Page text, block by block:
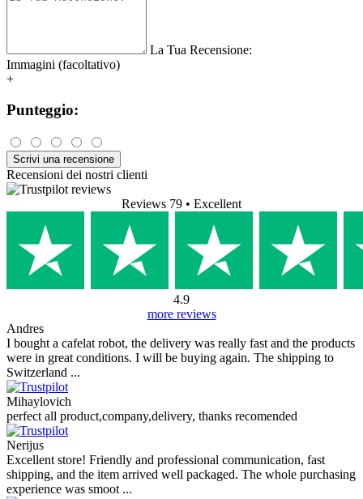
La Tua Recensione:
Immagini (facoltativo)
+
Punteggio:
Scrivi una recensione
Recensioni dei nostri clienti
Reviews 79 • Excellent
4.9
more reviews
Andres
I bought a cafelat robot, the delivery was really fast and the products
were in great conditions. I will be buying again. The shipping to
Switzerland ...
Mihaylovich
perfect all product,company,delivery, thanks recomended
Nerijus
Excellent store! Friendly and professional communication, fast
shipping, and the item arrived well packaged. The whole purchasing
experience was smoot ...